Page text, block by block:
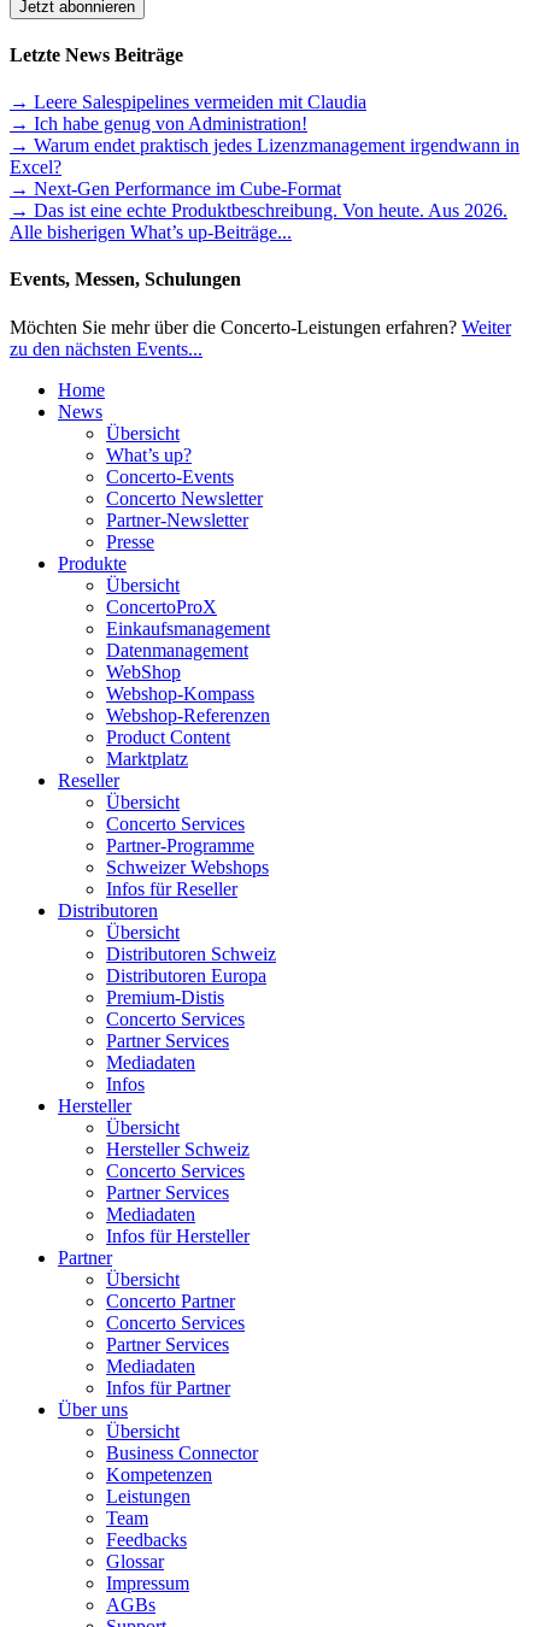
Letzte News Beiträge
→ Leere Salespipelines vermeiden mit Claudia
→ Ich habe genug von Administration!
→ Warum endet praktisch jedes Lizenzmanagement irgendwann in
Excel?
→ Next-Gen Performance im Cube-Format
→ Das ist eine echte Produktbeschreibung. Von heute. Aus 2026.
Alle bisherigen What’s up-Beiträge...
Events, Messen, Schulungen
Möchten Sie mehr über die Concerto-Leistungen erfahren? Weiter
zu den nächsten Events...
Home
News
Übersicht
What’s up?
Concerto-Events
Concerto Newsletter
Partner-Newsletter
Presse
Produkte
Übersicht
ConcertoProX
Einkaufsmanagement
Datenmanagement
WebShop
Webshop-Kompass
Webshop-Referenzen
Product Content
Marktplatz
Reseller
Übersicht
Concerto Services
Partner-Programme
Schweizer Webshops
Infos für Reseller
Distributoren
Übersicht
Distributoren Schweiz
Distributoren Europa
Premium-Distis
Concerto Services
Partner Services
Mediadaten
Infos
Hersteller
Übersicht
Hersteller Schweiz
Concerto Services
Partner Services
Mediadaten
Infos für Hersteller
Partner
Übersicht
Concerto Partner
Concerto Services
Partner Services
Mediadaten
Infos für Partner
Über uns
Übersicht
Business Connector
Kompetenzen
Leistungen
Team
Feedbacks
Glossar
Impressum
AGBs